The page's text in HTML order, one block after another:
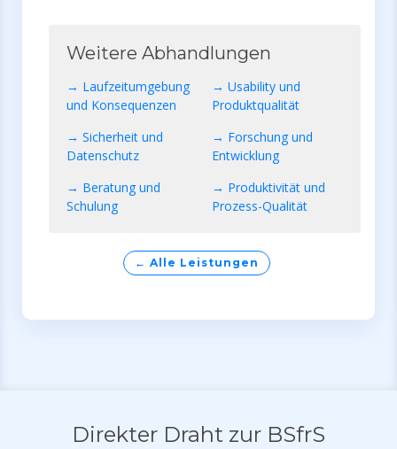
Weitere Abhandlungen
→ Laufzeitumgebung
und Konsequenzen
→ Usability und
Produktqualität
→ Sicherheit und
Datenschutz
→ Forschung und
Entwicklung
→ Beratung und
Schulung
→ Produktivität und
Prozess-Qualität
← Alle Leistungen
Direkter Draht zur BSfrS